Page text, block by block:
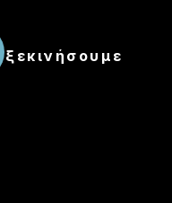
ξεκινήσουμε